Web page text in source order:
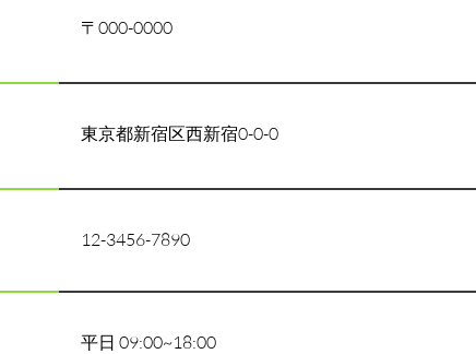
〒000-0000
東京都新宿区西新宿0-0-0
12-3456-7890
平日 09:00~18:00